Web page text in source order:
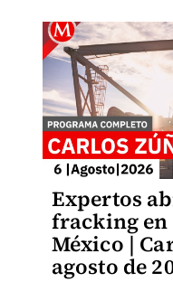
Expertos
fracking en
México |
agosto de